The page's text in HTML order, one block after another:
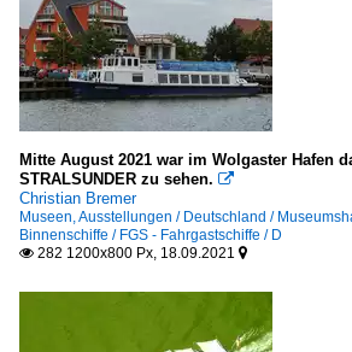
Mitte August 2021 war im Wolgaster Hafen
STRALSUNDER zu sehen. 
Christian Bremer
Museen, Ausstellungen / Deutschland /
Binnenschiffe / FGS - Fahrgastschiffe / D
 282 1200x800 Px, 18.09.2021 